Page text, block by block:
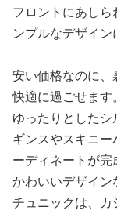
フロントにあし
ンプルなデザイン
安い価格なのに、
快適に過ごせます。
ゆったりとした
ギンスやスキニ
ーディネートが完
かわいいデザイ
チュニックは、